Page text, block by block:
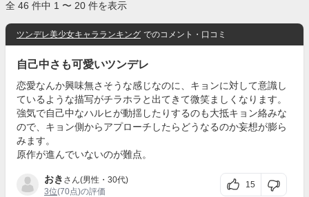
全 46 件中 1 〜 20 件を表示
ツンデレ美少女キャラランキング でのコメント・口コミ
自己中さも可愛いツンデレ
恋愛なんか興味無さそうな感じなのに、キョンに対して意識し
ているような描写がチラホラと出てきて微笑ましくなります。
強気で自己中なハルヒが動揺したりするのも大抵キョン絡みな
ので、キョン側からアプローチしたらどうなるのか妄想が膨ら
みます。
原作が進んでいないのが難点。
おき さん(男性・30代)
3位(70点)の評価
15